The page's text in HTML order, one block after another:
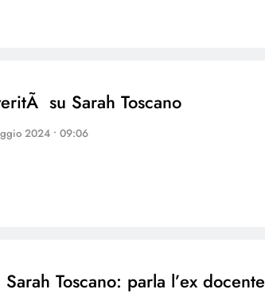
su Sarah Toscano
2024 • 09:06
Toscano: parla l’ex docente